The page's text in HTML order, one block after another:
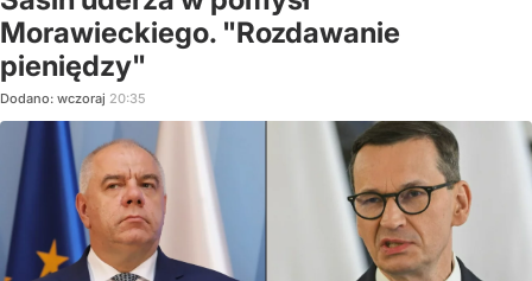
Morawieckiego. "Rozdawanie
pieniędzy"
Dodano: wczoraj 20:35